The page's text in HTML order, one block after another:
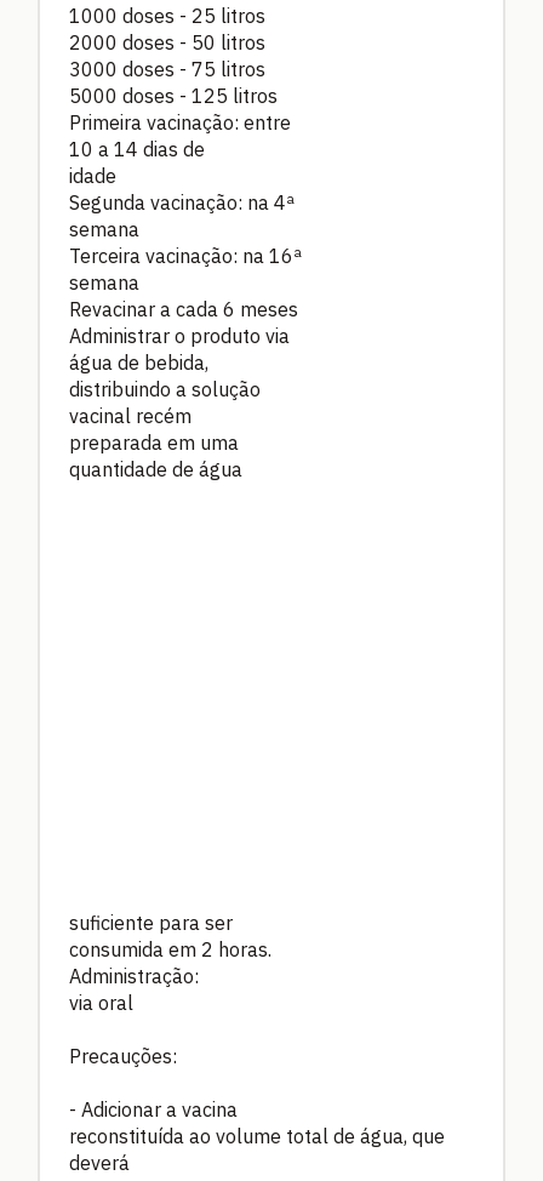
1000 doses - 25 litros
2000 doses - 50 litros
3000 doses - 75 litros
5000 doses - 125 litros
Primeira vacinação: entre
10 a 14 dias de
idade
Segunda vacinação: na 4ª
semana
Terceira vacinação: na 16ª
semana
Revacinar a cada 6 meses
Administrar o produto via
água de bebida,
distribuindo a solução
vacinal recém
preparada em uma
quantidade de água
suficiente para ser
consumida em 2 horas.
Administração:
via oral
Precauções:
- Adicionar a vacina
reconstituída ao volume total de água, que
deverá